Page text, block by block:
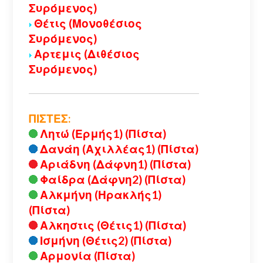
Συρόμενος)
Θέτις (Μονοθέσιος
Συρόμενος)
Αρτεμις (Διθέσιος
Συρόμενος)
ΠΙΣΤΕΣ:
Λητώ (Ερμής1) (Πίστα)
Δανάη (Αχιλλέας1) (Πίστα)
Αριάδνη (Δάφνη1) (Πίστα)
Φαίδρα (Δάφνη2) (Πίστα)
Αλκμήνη (Ηρακλής1)
(Πίστα)
Αλκηστις (Θέτις1) (Πίστα)
Ισμήνη (Θέτις2) (Πίστα)
Αρμονία (Πίστα)